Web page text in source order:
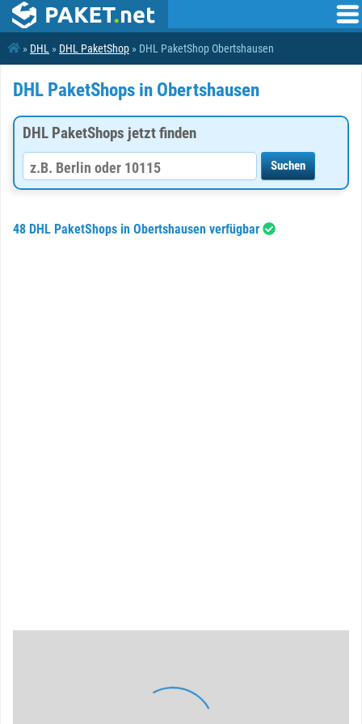
» DHL » DHL PaketShop » DHL PaketShop Obertshausen
DHL PaketShops in Obertshausen
DHL PaketShops jetzt finden
48 DHL PaketShops in Obertshausen verfügbar